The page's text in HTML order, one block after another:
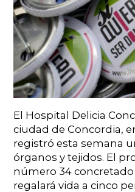
El Hospital Delicia
ciudad de Concordia,
registró esta semana
órganos y tejidos. El
número 34
regalará vida a cinco